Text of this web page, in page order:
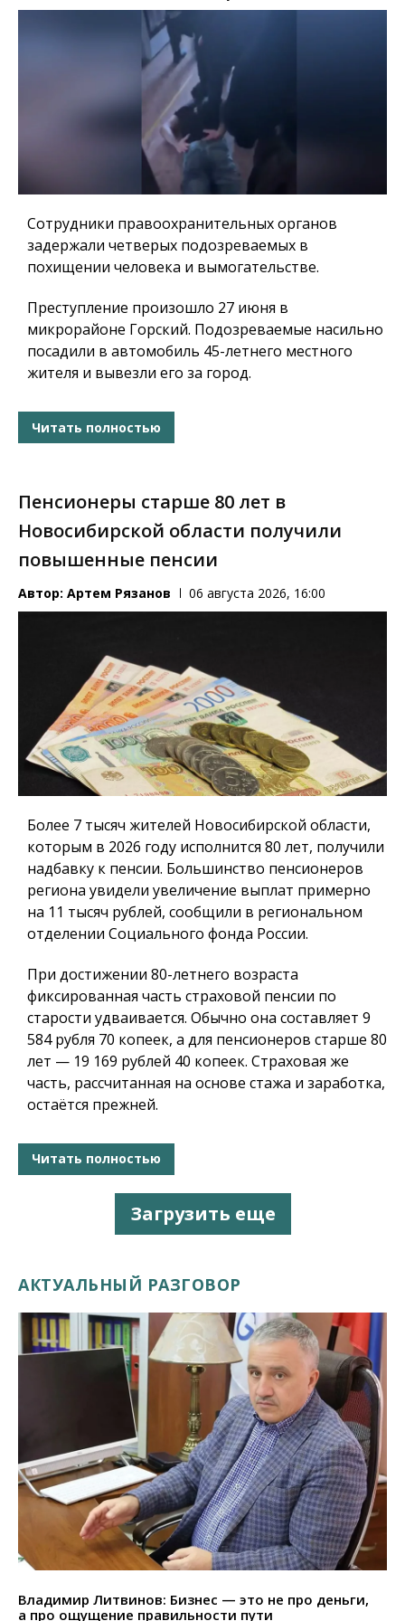
Сотрудники правоохранительных органов
задержали четверых подозреваемых в
похищении человека и вымогательстве.
Преступление произошло 27 июня в
микрорайоне Горский. Подозреваемые насильно
посадили в автомобиль 45-летнего местного
жителя и вывезли его за город.
Читать полностью
Пенсионеры старше 80 лет в
Новосибирской области получили
повышенные пенсии
Автор: Артем Рязанов 06 августа 2026, 16:00
Более 7 тысяч жителей Новосибирской области,
которым в 2026 году исполнится 80 лет, получили
надбавку к пенсии. Большинство пенсионеров
региона увидели увеличение выплат примерно
на 11 тысяч рублей, сообщили в региональном
отделении Социального фонда России.
При достижении 80-летнего возраста
фиксированная часть страховой пенсии по
старости удваивается. Обычно она составляет 9
584 рубля 70 копеек, а для пенсионеров старше 80
лет — 19 169 рублей 40 копеек. Страховая же
часть, рассчитанная на основе стажа и заработка,
остаётся прежней.
Читать полностью
Загрузить еще
АКТУАЛЬНЫЙ РАЗГОВОР
Владимир Литвинов: Бизнес — это не про деньги,
а про ощущение правильности пути